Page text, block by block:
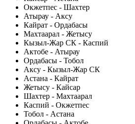
Окжетпес - Шахтер
Атырау - Аксу
Кайрат - Ордабасы
Махтаарал - Жетысу
Кызыл-Жар СК - Каспий
Актобе - Атырау
Ордабасы - Тобол
Аксу - Кызыл-Жар СК
Астана - Кайрат
Жетысу - Кайсар
Шахтер - Махтаарал
Каспий - Окжетпес
Тобол - Астана